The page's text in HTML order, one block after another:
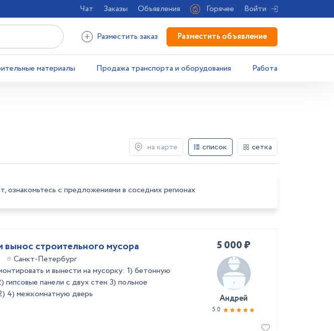
Чат Заказы Объявления Горячее Войти
Разместить заказ Разместить объявление
материалы Продажа транспорта и оборудования Работа
на карте список сетка
ознакомьтесь с предложениями в соседних регионах
строительного мусора
Санкт-Петербург
и вынести на мусорку: 1) бетонную
гипсовые панели с двух стен 3) польное
4) межкомнатную дверь
5 000 ₽
Андрей
5.0